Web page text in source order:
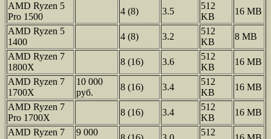
AMD Ryzen 5
Pro 1500
4 (8) 3.5
512
KB
16 MB
AMD Ryzen 5
1400
4 (8) 3.2
512
KB
8 MB
AMD Ryzen 7
1800X
8 (16) 3.6
512
KB
16 MB
AMD Ryzen 7
1700X
10 000
руб.
8 (16) 3.4
512
KB
16 MB
AMD Ryzen 7
Pro 1700X
8 (16) 3.4
512
KB
16 MB
AMD Ryzen 7
9 000
512